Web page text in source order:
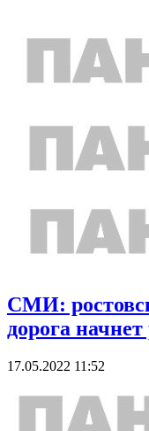
СМИ:
дорога
17.05.2022 11:52